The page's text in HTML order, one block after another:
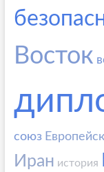
Восток
союз
Иран история